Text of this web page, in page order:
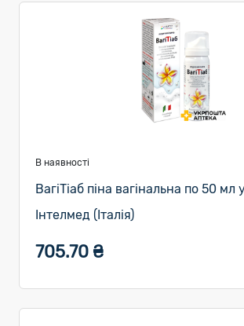
В наявності
ВагіТіаб піна вагінальна по 50
Інтелмед (Італія)
705.70 ₴